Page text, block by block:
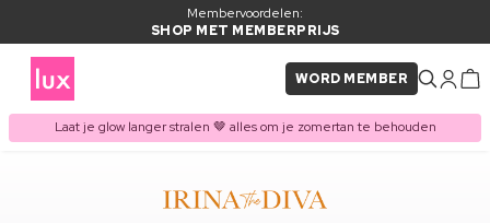
Membervoordelen:
SHOP MET MEMBERPRIJS
WORD MEMBER
Laat je glow langer stralen 🤎 alles om je zomertan te behouden